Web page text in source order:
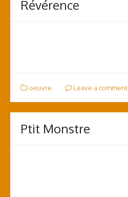
Révérence
oeuvre Leave a comment
Ptit Monstre